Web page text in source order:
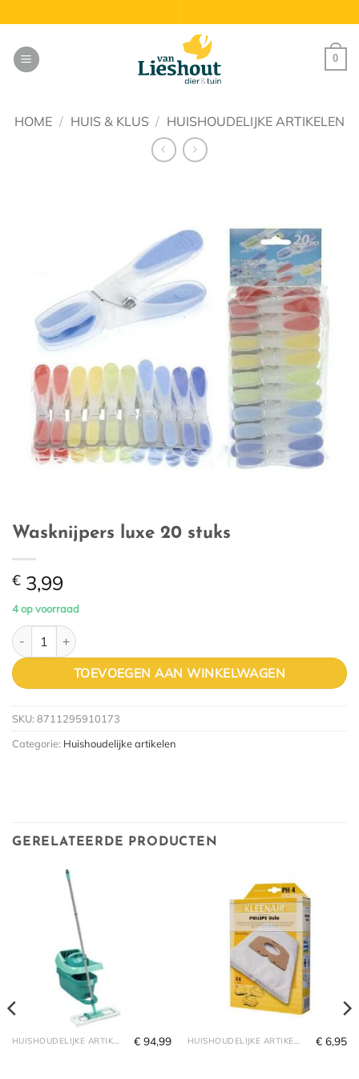
naar
inhoud
0
HOME / HUIS & KLUS / HUISHOUDELIJKE ARTIKELEN
Wasknijpers luxe 20 stuks
€ 3,99
4 op voorraad
Wasknijpers luxe 20 stuks aantal
TOEVOEGEN AAN WINKELWAGEN
SKU: 8711295910173
Categorie: Huishoudelijke artikelen
GERELATEERDE PRODUCTEN
HUISHOUDELIJKE ARTIKELEN € 94,99 HUISHOUDELIJKE ARTIKELEN € 6,95